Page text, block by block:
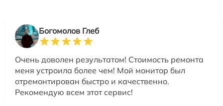
Богомолов Глеб
Очень доволен результатом! Стоимость ремонта
меня устроила более чем! Мой монитор был
отремонтирован быстро и качественно.
Рекомендую всем этот сервис!